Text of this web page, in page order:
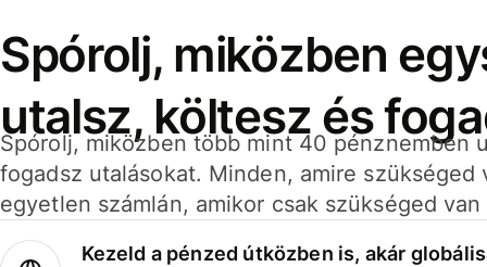
Spórolj, miközben
utalsz, költesz és
Spórolj, miközben több mint 40 pénznemben
fogadsz utalásokat. Minden, amire szükséged
egyetlen számlán, amikor csak szükséged van
Kezeld a pénzed útközben is, akár